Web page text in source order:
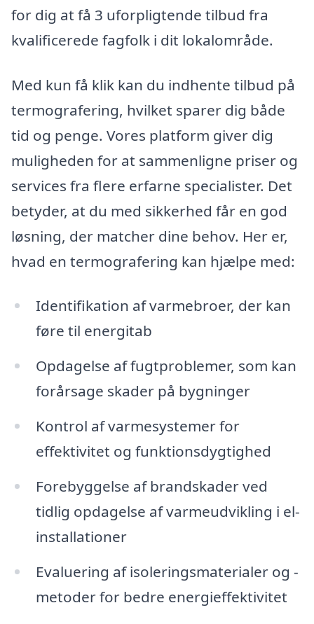
for dig at få 3 uforpligtende tilbud fra
kvalificerede fagfolk i dit lokalområde.
Med kun få klik kan du indhente tilbud på
termografering, hvilket sparer dig både
tid og penge. Vores platform giver dig
muligheden for at sammenligne priser og
services fra flere erfarne specialister. Det
betyder, at du med sikkerhed får en god
løsning, der matcher dine behov. Her er,
hvad en termografering kan hjælpe med:
Identifikation af varmebroer, der kan
føre til energitab
Opdagelse af fugtproblemer, som kan
forårsage skader på bygninger
Kontrol af varmesystemer for
effektivitet og funktionsdygtighed
Forebyggelse af brandskader ved
tidlig opdagelse af varmeudvikling i el-
installationer
Evaluering af isoleringsmaterialer og -
metoder for bedre energieffektivitet